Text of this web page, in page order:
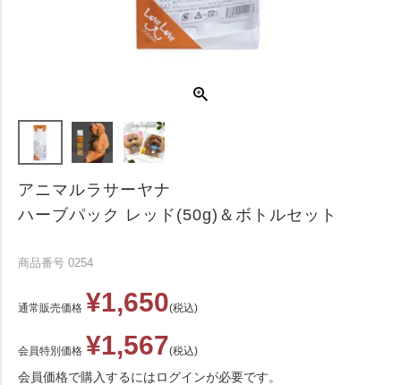
アニマルラサーヤナ
ハーブパック レッド(50g)＆ボトルセット
商品番号 0254
通常販売価格 ¥1,650 税込
会員特別価格 ¥1,567 税込
会員価格で購入するにはログインが必要です。